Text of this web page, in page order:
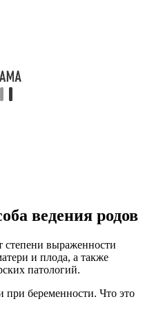
ведения родов
степени выраженности
и плода, а также
патологий.